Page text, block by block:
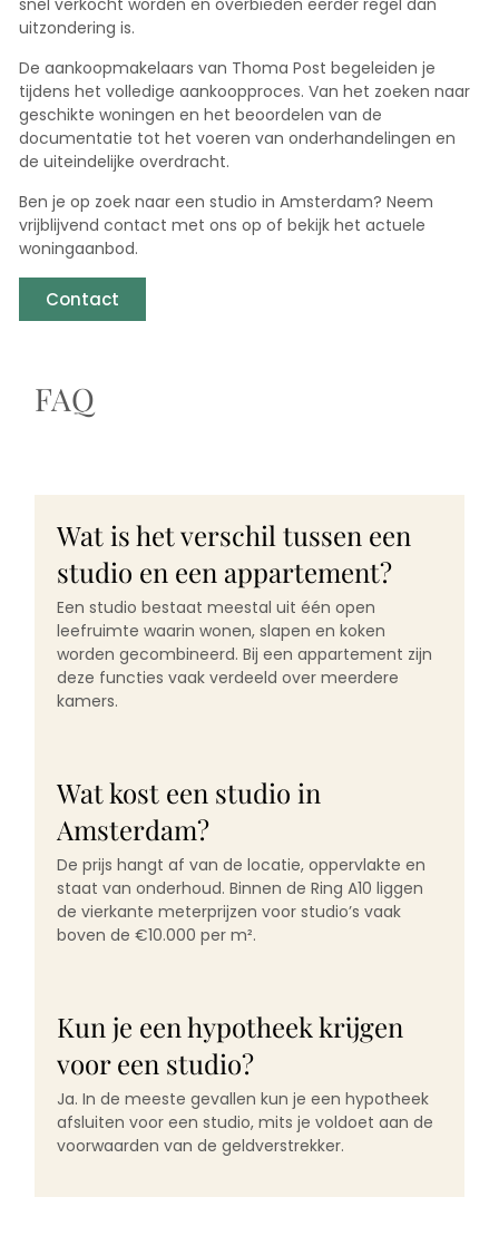
snel verkocht worden en overbieden eerder regel dan
uitzondering is.
De aankoopmakelaars van Thoma Post begeleiden je
tijdens het volledige aankoopproces. Van het zoeken naar
geschikte woningen en het beoordelen van de
documentatie tot het voeren van onderhandelingen en
de uiteindelijke overdracht.
Ben je op zoek naar een studio in Amsterdam? Neem
vrijblijvend contact met ons op of bekijk het actuele
woningaanbod.
Contact
FAQ
Wat is het verschil tussen een
studio en een appartement?
Een studio bestaat meestal uit één open
leefruimte waarin wonen, slapen en koken
worden gecombineerd. Bij een appartement zijn
deze functies vaak verdeeld over meerdere
kamers.
Wat kost een studio in
Amsterdam?
De prijs hangt af van de locatie, oppervlakte en
staat van onderhoud. Binnen de Ring A10 liggen
de vierkante meterprijzen voor studio’s vaak
boven de €10.000 per m².
Kun je een hypotheek krijgen
voor een studio?
Ja. In de meeste gevallen kun je een hypotheek
afsluiten voor een studio, mits je voldoet aan de
voorwaarden van de geldverstrekker.